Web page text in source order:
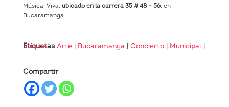
Música Viva, ubicado en la carrera 35 # 48 – 56, en
Bucaramanga.
Etiquetas Arte Bucaramanga| Concierto| Municipal|
música
Compartir